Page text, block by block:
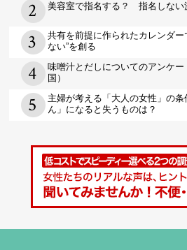
美容室で指名する？ 指名しない
共有を前提に作られたカレンダー
ない”を創る
味噌汁とだしについてのアンケ
国）
主婦が考える「大人の女性」の
ん」になると失うものは？